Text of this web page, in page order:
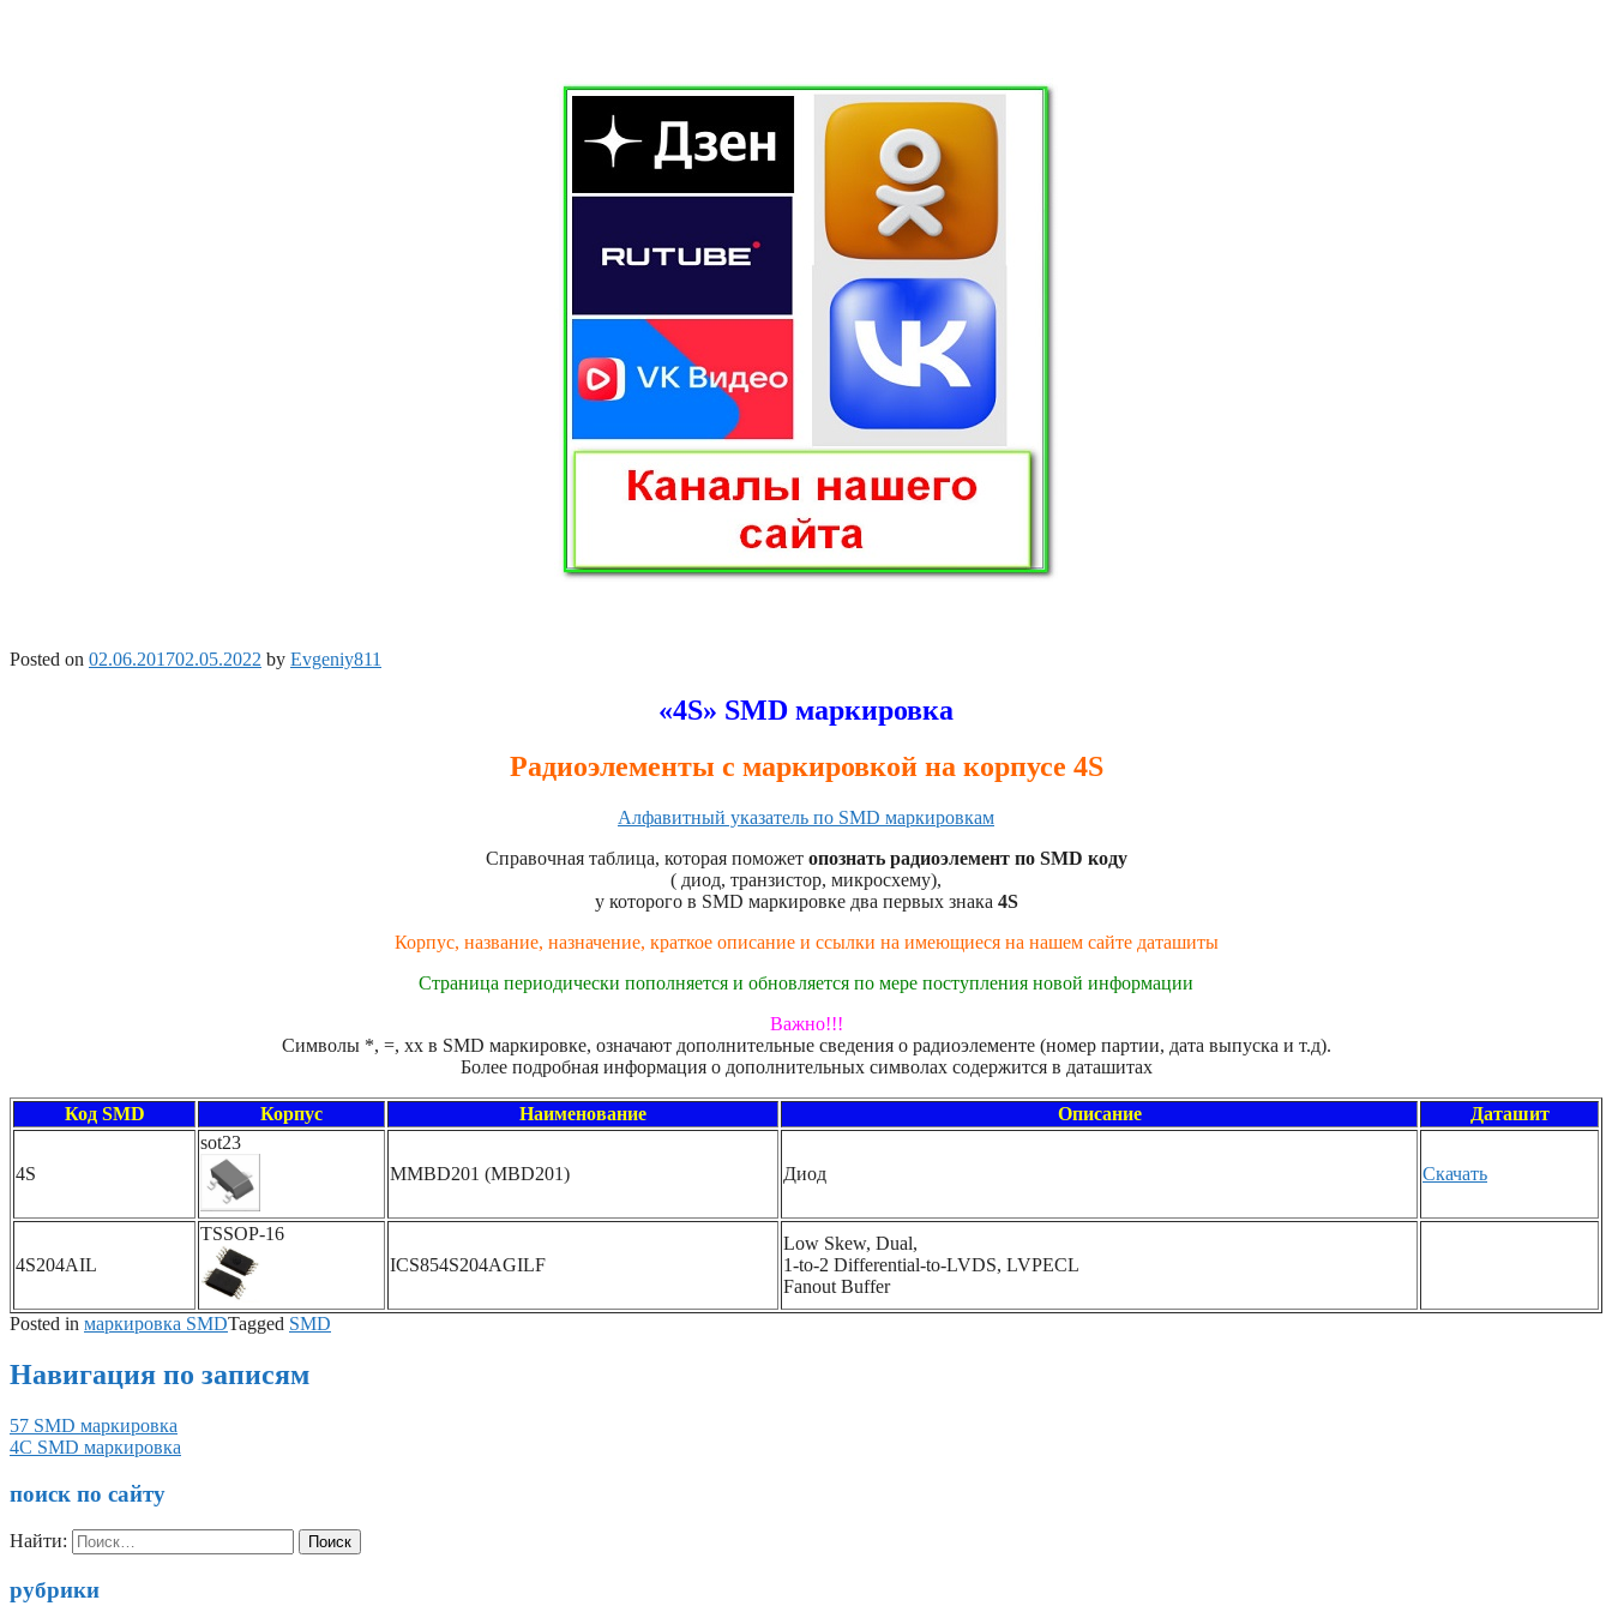
Posted on 02.06.201702.05.2022 by Evgeniy811
«4S» SMD маркировка
Радиоэлементы с маркировкой на корпусе 4S
Алфавитный указатель по SMD маркировкам
Справочная таблица, которая поможет опознать радиоэлемент по SMD коду
( диод, транзистор, микросхему),
у которого в SMD маркировке два первых знака 4S
Корпус, название, назначение, краткое описание и ссылки на имеющиеся на нашем сайте даташиты
Страница периодически пополняется и обновляется по мере поступления новой информации
Важно!!!
Символы *, =, xx в SMD маркировке, означают дополнительные сведения о радиоэлементе (номер партии, дата выпуска и т.д).
Более подробная информация о дополнительных символах содержится в даташитах
Код SMD Корпус Наименование Описание Даташит
4S
sot23
MMBD201 (MBD201)
Диод Скачать
4S204AIL
TSSOP-16
ICS854S204AGILF
Low Skew, Dual,
1-to-2 Differential-to-LVDS, LVPECL
Fanout Buffer
Posted in маркировка SMDTagged SMD
Навигация по записям
57 SMD маркировка
4C SMD маркировка
поиск по сайту
Найти:
рубрики